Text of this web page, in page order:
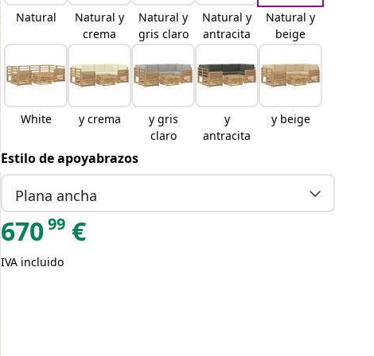
Natural
Natural y
crema
Natural y
gris claro
Natural y
antracita
Natural y
beige
White y crema
y gris
claro
y
antracita
y beige
Estilo de apoyabrazos
Plana ancha
67099 €
IVA incluido